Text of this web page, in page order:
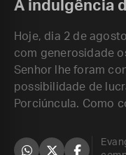
A indulgência
Hoje, dia 2 de
com generosidade
Senhor lhe foram
possibilidade de
Porciúncula. Como